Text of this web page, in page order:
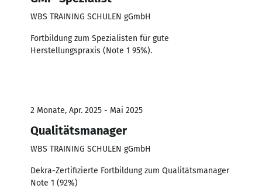
WBS TRAINING SCHULEN gGmbH
Fortbildung zum Spezialisten für gute
Herstellungspraxis (Note 1 95%).
2 Monate, Apr. 2025 - Mai 2025
Qualitätsmanager
WBS TRAINING SCHULEN gGmbH
Dekra-Zertifizierte Fortbildung zum Qualitätsmanager
Note 1 (92%)